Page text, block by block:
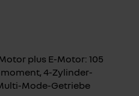
plus E-Motor: 105
4-Zylinder-
Mode-Getriebe